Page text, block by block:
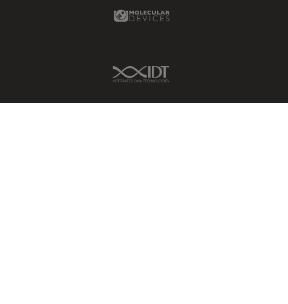
Molecular Devices Link
IDT Link